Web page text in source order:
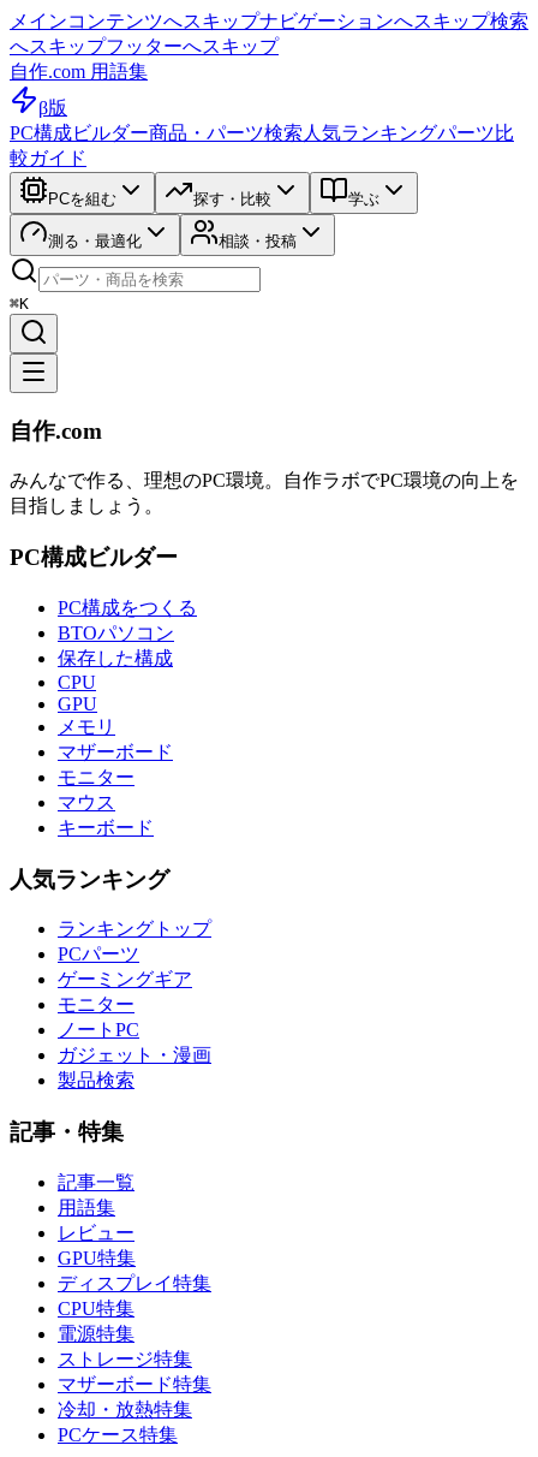
メインコンテンツへスキップナビゲーションへスキップ検索
へスキップフッターへスキップ
自作.com 用語集
β版
PC構成ビルダー商品・パーツ検索 人気ランキングパーツ比
較ガイド
PCを組む 探す・比較 学ぶ
測る・最適化 相談・投稿
⌘K
自作.com
みんなで作る、理想のPC環境。 自作ラボでPC環境の向上を
目指しましょう。
PC構成ビルダー
PC構成をつくる
BTOパソコン
保存した構成
CPU
GPU
メモリ
マザーボード
モニター
マウス
キーボード
人気ランキング
ランキングトップ
PCパーツ
ゲーミングギア
モニター
ノートPC
ガジェット・漫画
製品検索
記事・特集
記事一覧
用語集
レビュー
GPU特集
ディスプレイ特集
CPU特集
電源特集
ストレージ特集
マザーボード特集
冷却・放熱特集
PCケース特集